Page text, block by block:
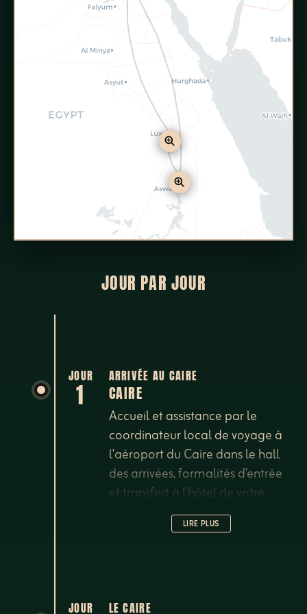
JOUR PAR JOUR
JOUR
1
ARRIVÉE AU CAIRE
CAIRE
Accueil et assistance par le
coordinateur local de voyage à
l'aéroport du Caire dans le hall
des arrivées, formalités d’entrée
et transfert à l'hôtel de votre
choix. Achat de visa: votre
coordinateur de voyage
ville vibrante, exaltante, exotique,
LIRE PLUS
JOUR LE CAIRE